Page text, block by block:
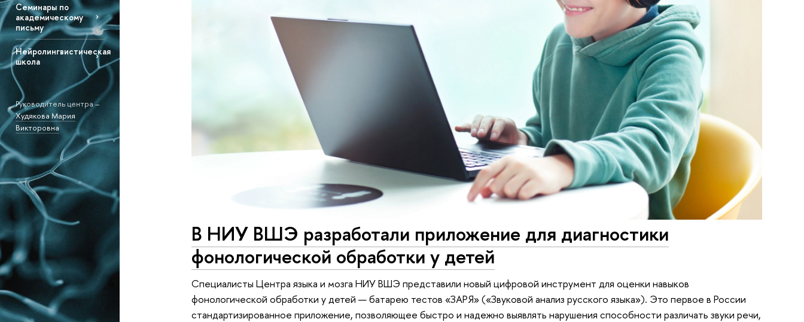
Семинары по
академическому
письму
Нейролингвистическая
школа
Руководитель центра –
Худякова Мария
Викторовна
В НИУ ВШЭ разработали приложение для диагностики
фонологической обработки у детей
Специалисты Центра языка и мозга НИУ ВШЭ представили новый цифровой инструмент для оценки навыков
фонологической обработки у детей — батарею тестов «ЗАРЯ» («Звуковой анализ русского языка»). Это первое в России
стандартизированное приложение, позволяющее быстро и надежно выявлять нарушения способности различать звуки речи,